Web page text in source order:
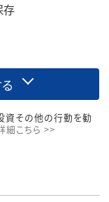
存
資その他の行動を勧
細こちら >>